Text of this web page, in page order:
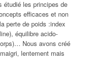
étudié les principes de
efficaces et non
perte de poids :index
équilibre acido-
Nous avons créé
lentement mais